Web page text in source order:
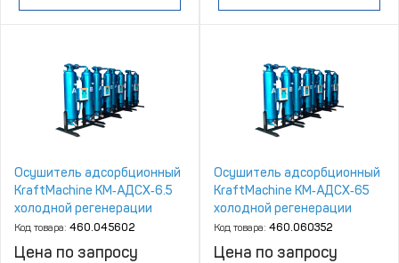
Осушитель адсорбционный
KraftMachine КМ‑АДСХ‑6.5
холодной регенерации
Код товара: 460.045602
Цена по запросу
Осушитель адсорбционный
KraftMachine КМ‑АДСХ‑65
холодной регенерации
Код товара: 460.060352
Цена по запросу